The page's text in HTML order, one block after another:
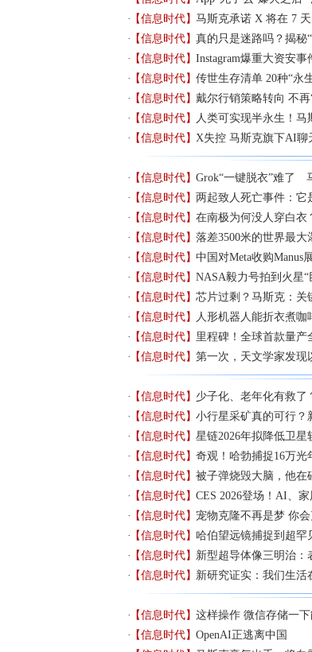
【信息时代】马斯克承诺 X 将在 7
【信息时代】真的只是迷路吗？揭秘
【信息时代】Instagram爆重大资安事
【信息时代】传世生存清单 20种“永
【信息时代】戴尔行销策略转向 不
【信息时代】 人类可实现半永生！马
【信息时代】X失控 马斯克旗下AI聊
【信息时代】Grok“一键脱衣”难了
【信息时代】两起致人死亡事件：它
【信息时代】在南极为何没人穿白衣
【信息时代】落差3500米的世界最
【信息时代】中国对Meta收购Manus
【信息时代】NASA毅力号拍到火星
【信息时代】芯片过剩？马斯克：关
【信息时代】 人形机器人能折衣煮咖
【信息时代】里程碑！全球首款量产
【信息时代】第一次，天文学家发现
【信息时代】少子化、老年化有救了
【信息时代】小行星采矿真的可行？
【信息时代】星链2026年拟降低卫星
【信息时代】奇观！哈勃捕捉16万光
【信息时代】被子弹烧毁大脑，他在
【信息时代】CES 2026登场！AI、
【信息时代】宠物克隆不再是梦 你
【信息时代】哈伯望远镜捕捉到超罕
【信息时代】新型超导体像三明治
【信息时代】新研究证实：我们生活
【信息时代】这样操作 微信存储一下
【信息时代】OpenAI正逃离中国